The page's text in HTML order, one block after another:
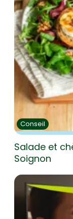
Conseil
Salade et
Soignon